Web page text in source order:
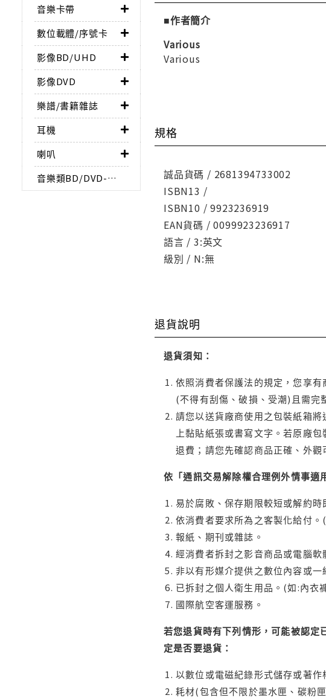
音樂卡帶
數位載體/序號卡
影像BD/UHD
影像DVD
樂譜/書籍雜誌
耳機
喇叭
音樂類BD/DVD-AUDIO
■作者簡介
Various
Various
規格
誠品貨碼 / 2681394733002
ISBN13 /
ISBN10 / 9923236919
EAN貨碼 / 0099923236917
語言 / 3:英文
級別 / N:無
退貨說明
退貨須知：
依照消費者保護法的規定，您享
(不得有刮傷、破損、受潮)且需完
請您以送貨廠商使用之包裝紙箱
上黏貼紙張或書寫文字。若原廠
退費；請您先確認商品正確、外
依「通訊交易解除權合理例外情事適
易於腐敗、保存期限較短或解約
依消費者要求所為之客製化給付
報紙、期刊或雜誌。
經消費者拆封之影音商品或電腦軟
非以有形媒介提供之數位內容或
已拆封之個人衛生用品。(如:內衣
國際航空客運服務。
若您退貨時有下列情形，可能被認
定是否要退貨：
以數位或電磁紀錄形式儲存或著
耗材(包含但不限於墨水匣、碳粉